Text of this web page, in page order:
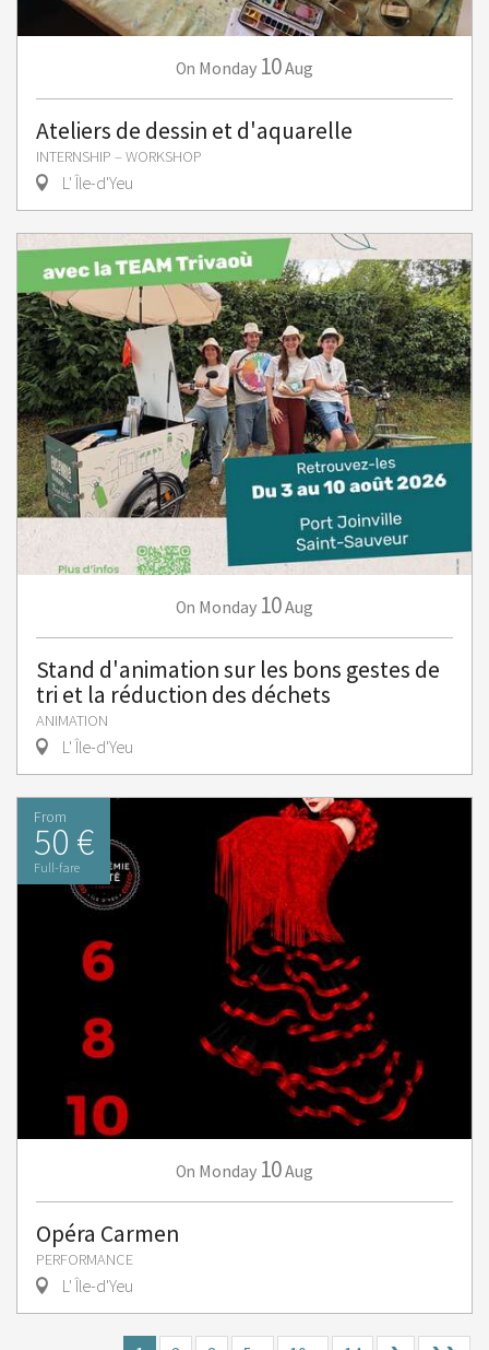
On Monday 10Aug
Ateliers de dessin et d'aquarelle
INTERNSHIP – WORKSHOP
L' Île-d'Yeu
On Monday 10Aug
Stand d'animation sur les bons gestes de
tri et la réduction des déchets
ANIMATION
L' Île-d'Yeu
From
50 €
Full-fare
On Monday 10Aug
Opéra Carmen
PERFORMANCE
L' Île-d'Yeu